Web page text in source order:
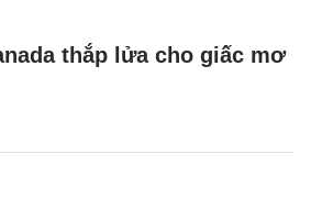
thắp lửa cho giấc mơ